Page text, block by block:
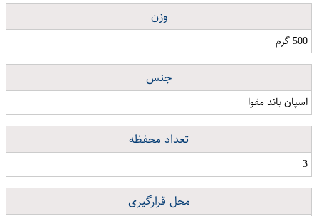
وزن
500 گرم
جنس
اسپان باند مقوا
تعداد محفظه
3
محل قرارگیری